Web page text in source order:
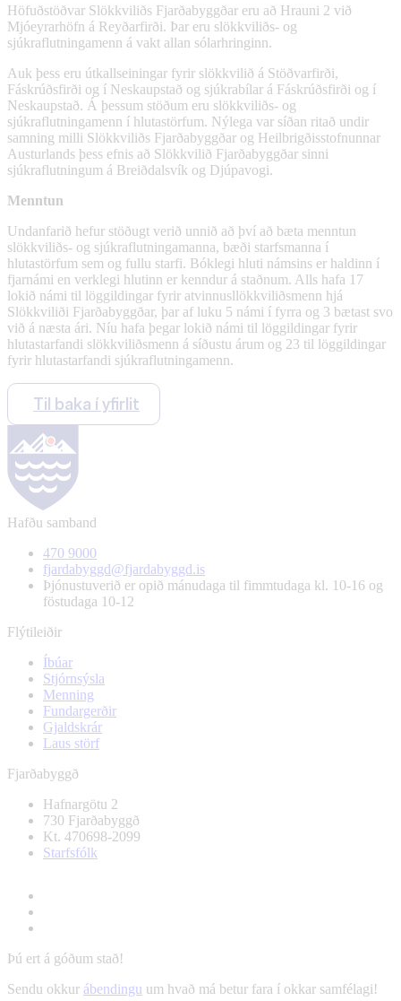
Höfuðstöðvar Slökkviliðs Fjarðabyggðar eru að Hrauni 2 við
Mjóeyrarhöfn á Reyðarfirði. Þar eru slökkviliðs- og
sjúkraflutningamenn á vakt allan sólarhringinn.
Auk þess eru útkallseiningar fyrir slökkvilið á Stöðvarfirði,
Fáskrúðsfirði og í Neskaupstað og sjúkrabílar á Fáskrúðsfirði og í
Neskaupstað. Á þessum stöðum eru slökkviliðs- og
sjúkraflutningamenn í hlutastörfum. Nýlega var síðan ritað undir
samning milli Slökkviliðs Fjarðabyggðar og Heilbrigðisstofnunnar
Austurlands þess efnis að Slökkvilið Fjarðabyggðar sinni
sjúkraflutningum á Breiðdalsvík og Djúpavogi.
Menntun
Undanfarið hefur stöðugt verið unnið að því að bæta menntun
slökkviliðs- og sjúkraflutningamanna, bæði starfsmanna í
hlutastörfum sem og fullu starfi. Bóklegi hluti námsins er haldinn í
fjarnámi en verklegi hlutinn er kenndur á staðnum. Alls hafa 17
lokið námi til löggildingar fyrir atvinnusllökkviliðsmenn hjá
Slökkviliði Fjarðabyggðar, þar af luku 5 námi í fyrra og 3 bætast svo
við á næsta ári. Níu hafa þegar lokið námi til löggildingar fyrir
hlutastarfandi slökkviliðsmenn á síðustu árum og 23 til löggildingar
fyrir hlutastarfandi sjúkraflutningamenn.
Til baka í yfirlit
Hafðu samband
470 9000
fjardabyggd@fjardabyggd.is
Þjónustuverið er opið mánudaga til fimmtudaga kl. 10-16 og
föstudaga 10-12
Flýtileiðir
Íbúar
Stjórnsýsla
Menning
Fundargerðir
Gjaldskrár
Laus störf
Fjarðabyggð
Hafnargötu 2
730 Fjarðabyggð
Kt. 470698-2099
Starfsfólk
Þú ert á góðum stað!
Sendu okkur ábendingu um hvað má betur fara í okkar samfélagi!